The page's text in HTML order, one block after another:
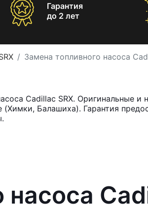
Гарантия
до 2 лет
Замена топливного насоса
Cadillac SRX. Оригинальные и
Балашиха). Гарантия